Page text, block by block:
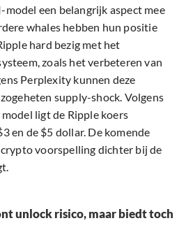
een belangrijk aspect mee
whales hebben hun positie
hard bezig met het
zoals het verbeteren van
Perplexity kunnen deze
supply-shock. Volgens
ligt de Ripple koers
en de $5 dollar. De komende
voorspelling dichter bij de
unlock risico, maar biedt toch